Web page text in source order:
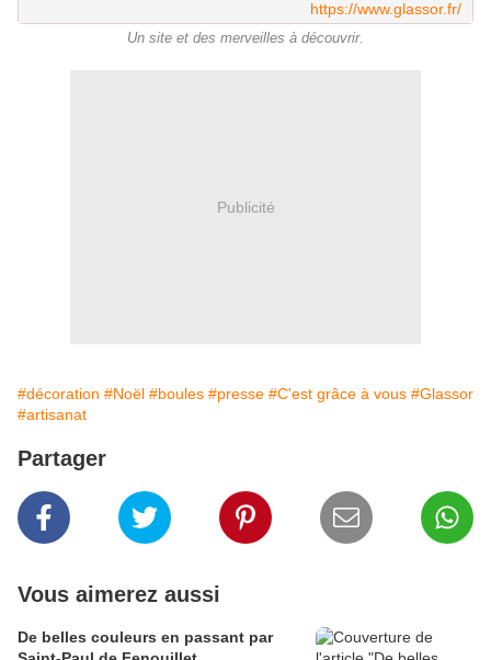
https://www.glassor.fr/
Un site et des merveilles à découvrir.
Publicité
#décoration #Noël #boules #presse #C'est grâce à vous #Glassor
#artisanat
Partager
Vous aimerez aussi
De belles couleurs en passant par